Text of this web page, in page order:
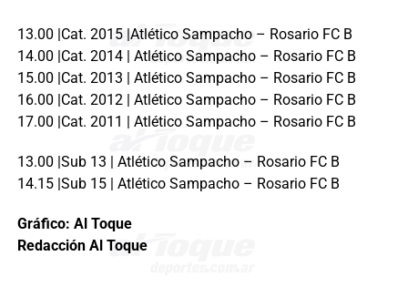
13.00 |Cat. 2015 |Atlético Sampacho – Rosario FC B
14.00 |Cat. 2014 | Atlético Sampacho – Rosario FC B
15.00 |Cat. 2013 | Atlético Sampacho – Rosario FC B
16.00 |Cat. 2012 | Atlético Sampacho – Rosario FC B
17.00 |Cat. 2011 | Atlético Sampacho – Rosario FC B
13.00 |Sub 13 | Atlético Sampacho – Rosario FC B
14.15 |Sub 15 | Atlético Sampacho – Rosario FC B
Gráfico: Al Toque
Redacción Al Toque